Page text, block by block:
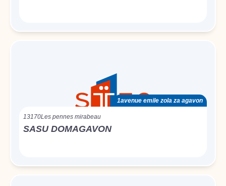
1avenue emile zola za agavon
13170Les pennes mirabeau
SASU DOMAGAVON